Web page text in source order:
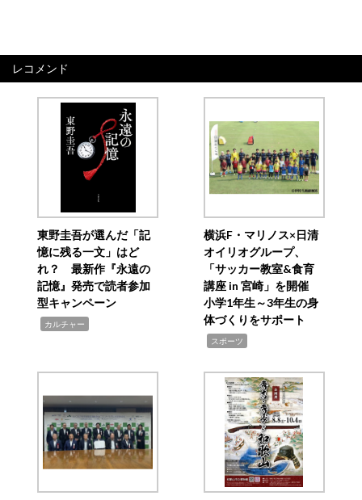
レコメンド
東野圭吾が選んだ「記
憶に残る一文」はど
れ？ 最新作『永遠の
記憶』発売で読者参加
型キャンペーン
カルチャー
横浜F・マリノス×日清
オイリオグループ、
「サッカー教室&食育
講座 in 宮崎」を開催
小学1年生～3年生の身
体づくりをサポート
スポーツ